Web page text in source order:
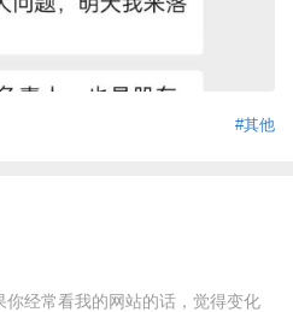
#其他
经常看我的网站的话，觉得变化